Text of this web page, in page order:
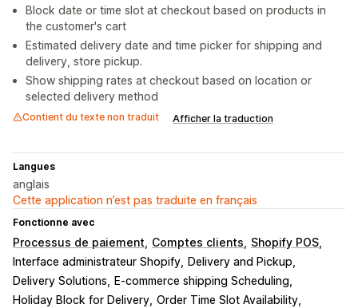
Block date or time slot at checkout based on products in
the customer's cart
Estimated delivery date and time picker for shipping and
delivery, store pickup.
Show shipping rates at checkout based on location or
selected delivery method
Contient du texte non traduit Afficher la traduction
Langues
anglais
Cette application n’est pas traduite en français
Fonctionne avec
Processus de paiement Comptes clients
Shopify POS
Interface administrateur Shopify
Delivery and Pickup
Delivery Solutions
E-commerce shipping Scheduling
Holiday Block for Delivery Order Time Slot Availability